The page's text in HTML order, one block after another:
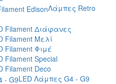
Λάμπες Retro
Filament Διάφανες
Filament Μελί
Filament Φιμέ
Special
Filament Deco
LED Λάμπες G4 - G9